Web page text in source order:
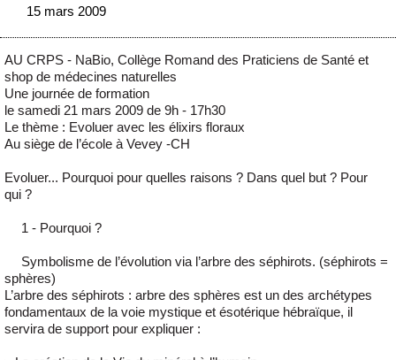
15 mars 2009
AU CRPS - NaBio, Collège Romand des Praticiens de Santé et
shop de médecines naturelles
Une journée de formation
le samedi 21 mars 2009 de 9h - 17h30
Le thème : Evoluer avec les élixirs floraux
Au siège de l’école à Vevey -CH
Evoluer... Pourquoi pour quelles raisons ? Dans quel but ? Pour
qui ?
1 - Pourquoi ?
Symbolisme de l’évolution via l’arbre des séphirots. (séphirots =
sphères)
L’arbre des séphirots : arbre des sphères est un des archétypes
fondamentaux de la voie mystique et ésotérique hébraïque, il
servira de support pour expliquer :